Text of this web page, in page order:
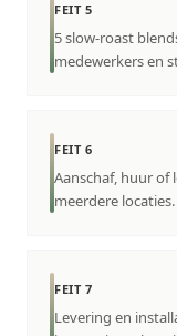
FEIT 5
5 slow-roast
medewerkers en
FEIT 6
Aanschaf, huur of
meerdere locaties.
FEIT 7
Levering en